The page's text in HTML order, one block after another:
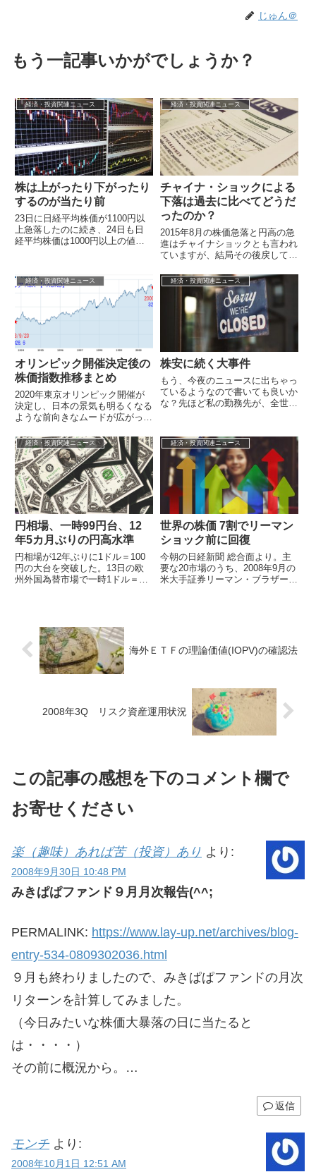
じゅん＠
もう一記事いかがでしょうか？
経済・投資関連ニュース
株は上がったり下がったり
するのが当たり前
23日に日経平均株価が1100円以
上急落したのに続き、24日も日
経平均株価は1000円以上の値動
経済・投資関連ニュース
チャイナ・ショックによる
下落は過去に比べてどうだ
ったのか？
2015年8月の株価急落と円高の急
進はチャイナショックとも言われ
ていますが、結局その後戻してい
ぐ事でもなかったという風潮が強
いよう...
経済・投資関連ニュース
オリンピック開催決定後の
株価指数推移まとめ
2020年東京オリンピック開催が
決定し、日本の景気も明るくなる
ような前向きなムードが広がって
ク開催決定から開会式当日までの
株価指数...
経済・投資関連ニュース
株安に続く大事件
もう、今夜のニュースに出ちゃっ
ているようなので書いても良いか
な？先ほど私の勤務先が、全世界
となっ...
経済・投資関連ニュース
円相場、一時99円台、12
年5カ月ぶりの円高水準
円相場が12年ぶりに1ドル＝100
円の大台を突破した。13日の欧
州外国為替市場で一時1ドル＝99
経済・投資関連ニュース
世界の株価 7割でリーマン
ショック前に回復
今朝の日経新聞 総合面より。主
要な20市場のうち、2008年9月の
米大手証券リーマン・ブラザーズ
海外ＥＴＦの理論価値(IOPV)の確認法
2008年3Q リスク資産運用状況
この記事の感想を下のコメント欄で
お寄せください
楽（趣味）あれば苦（投資）あり より:
2008年9月30日 10:48 PM
みきぱぱファンド９月月次報告(^^;
PERMALINK: https://www.lay-up.net/archives/blog-
entry-534-0809302036.html
９月も終わりましたので、みきぱぱファンドの月次
リターンを計算してみました。
（今日みたいな株価大暴落の日に当たると
は・・・・）
その前に概況から。…
返信
モンチ より:
2008年10月1日 12:51 AM